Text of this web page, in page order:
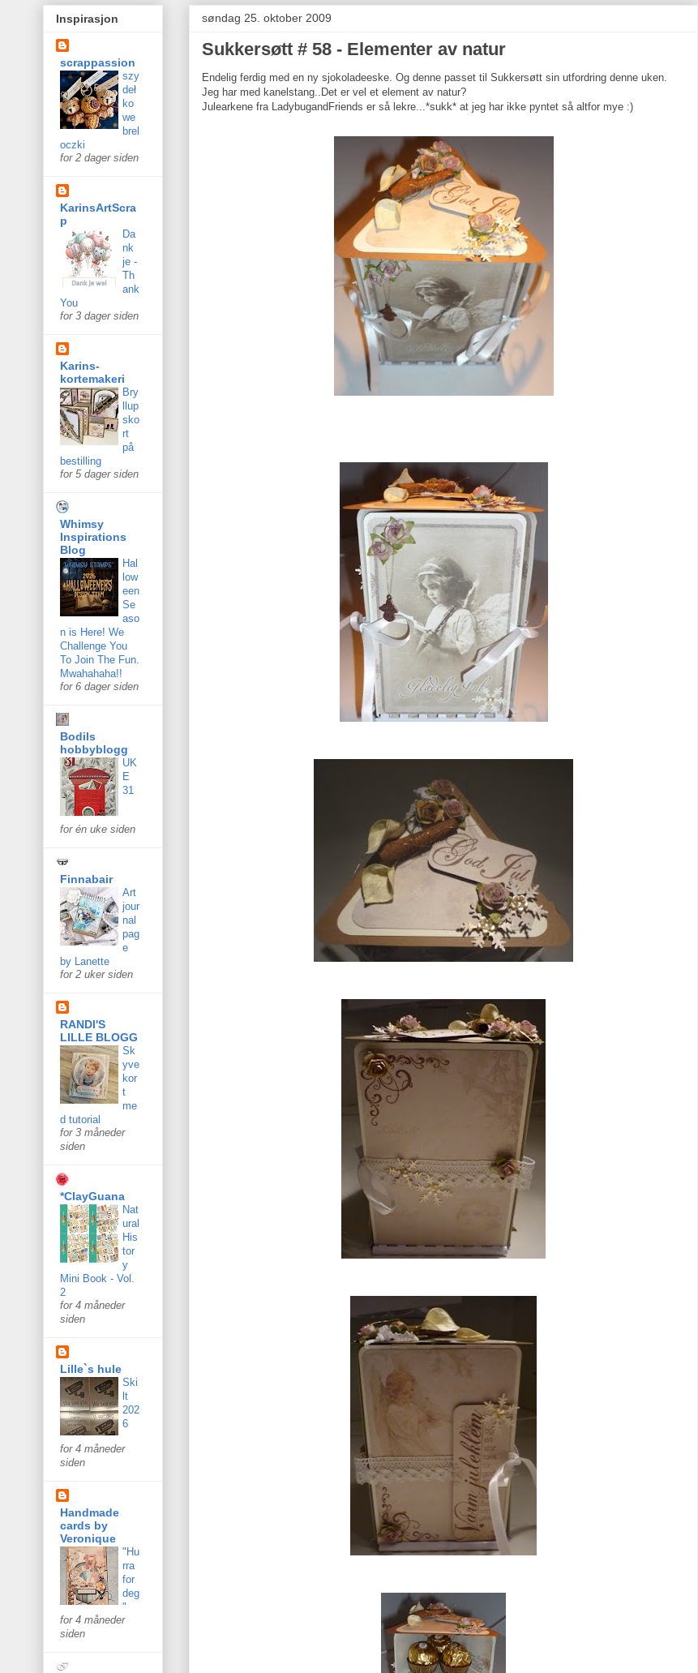
søndag 25. oktober 2009
Sukkersøtt # 58 - Elementer av natur
Endelig ferdig med en ny sjokoladeeske. Og denne passet til Sukkersøtt sin utfordring denne uken.
Jeg har med kanelstang..Det er vel et element av natur?
Julearkene fra LadybugandFriends er så lekre...*sukk* at jeg har ikke pyntet så altfor mye :)
Inspirasjon
scrappassion
szy
deł
ko
we
brel
oczki
for 2 dager siden
KarinsArtScra
p
Da
nk
je -
Th
ank
You
for 3 dager siden
Karins-
kortemakeri
Bry
llup
sko
rt
på
bestilling
for 5 dager siden
Whimsy
Inspirations
Blog
Hal
low
een
Se
aso
n is Here! We
Challenge You
To Join The Fun.
Mwahahaha!!
for 6 dager siden
Bodils
hobbyblogg
UK
E
31
for én uke siden
Finnabair
Art
jour
nal
pag
e
by Lanette
for 2 uker siden
RANDI'S
LILLE BLOGG
Sk
yve
kor
t
me
d tutorial
for 3 måneder
siden
*ClayGuana
Nat
ural
His
tor
y
Mini Book - Vol.
2
for 4 måneder
siden
Lille`s hule
Ski
lt
202
6
for 4 måneder
siden
Handmade
cards by
Veronique
"Hu
rra
for
deg
"
for 4 måneder
siden